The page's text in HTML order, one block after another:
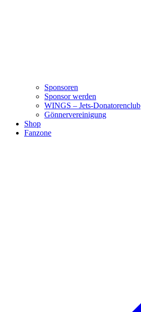
Sponsoren
Sponsor werden
WINGS – Jets-Donatorenclub
Gönnervereinigung
Shop
Fanzone